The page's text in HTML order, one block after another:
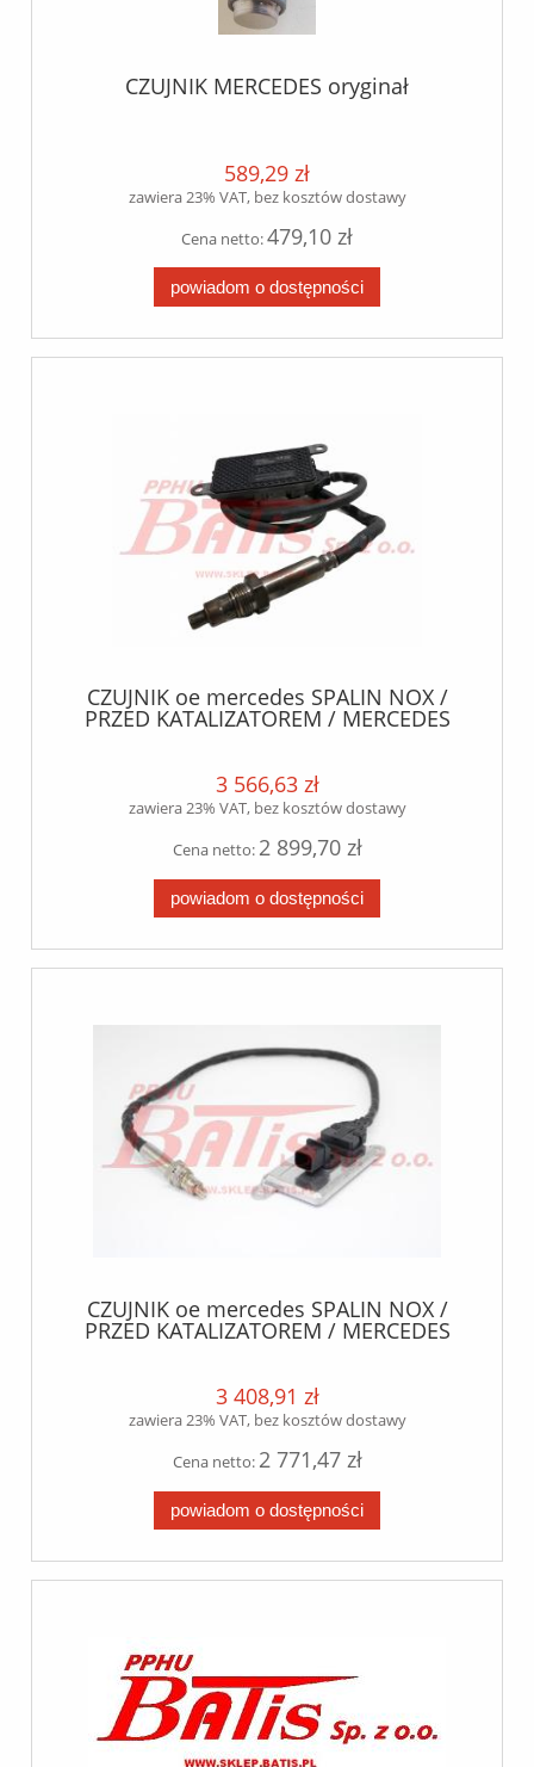
CZUJNIK MERCEDES oryginał
589,29 zł
zawiera 23% VAT, bez kosztów dostawy
Cena netto:479,10 zł
powiadom o dostępności
CZUJNIK oe mercedes SPALIN NOX /
PRZED KATALIZATOREM / MERCEDES
3 566,63 zł
zawiera 23% VAT, bez kosztów dostawy
Cena netto: 2 899,70 zł
powiadom o dostępności
CZUJNIK oe mercedes SPALIN NOX /
PRZED KATALIZATOREM / MERCEDES
3 408,91 zł
zawiera 23% VAT, bez kosztów dostawy
Cena netto: 2 771,47 zł
powiadom o dostępności